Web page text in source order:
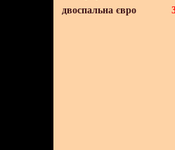
двоспальна євро